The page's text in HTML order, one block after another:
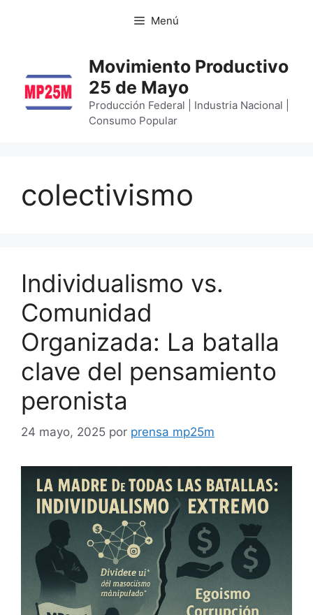
Menú
Movimiento Productivo
25 de Mayo
Producción Federal | Industria Nacional |
Consumo Popular
colectivismo
Individualismo vs.
Comunidad
Organizada: La batalla
clave del pensamiento
peronista
24 mayo, 2025 por prensa mp25m